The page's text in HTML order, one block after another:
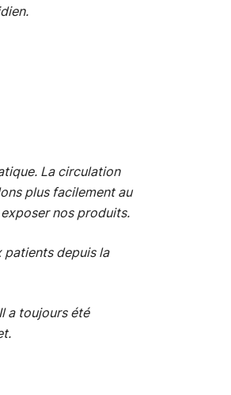
La circulation
plus facilement au
nos produits.
patients depuis la
a toujours été